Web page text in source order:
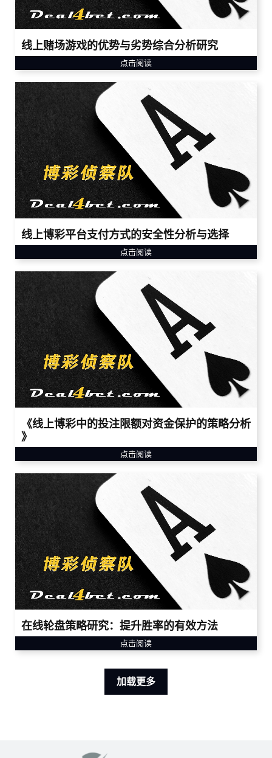
线上赌场游戏的优势与劣势综合分析研究
点击阅读
线上博彩平台支付方式的安全性分析与选择
点击阅读
《线上博彩中的投注限额对资金保护的策略分析
》
点击阅读
在线轮盘策略研究：提升胜率的有效方法
点击阅读
加载更多